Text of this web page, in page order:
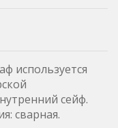
используется
сейф.
сварная.